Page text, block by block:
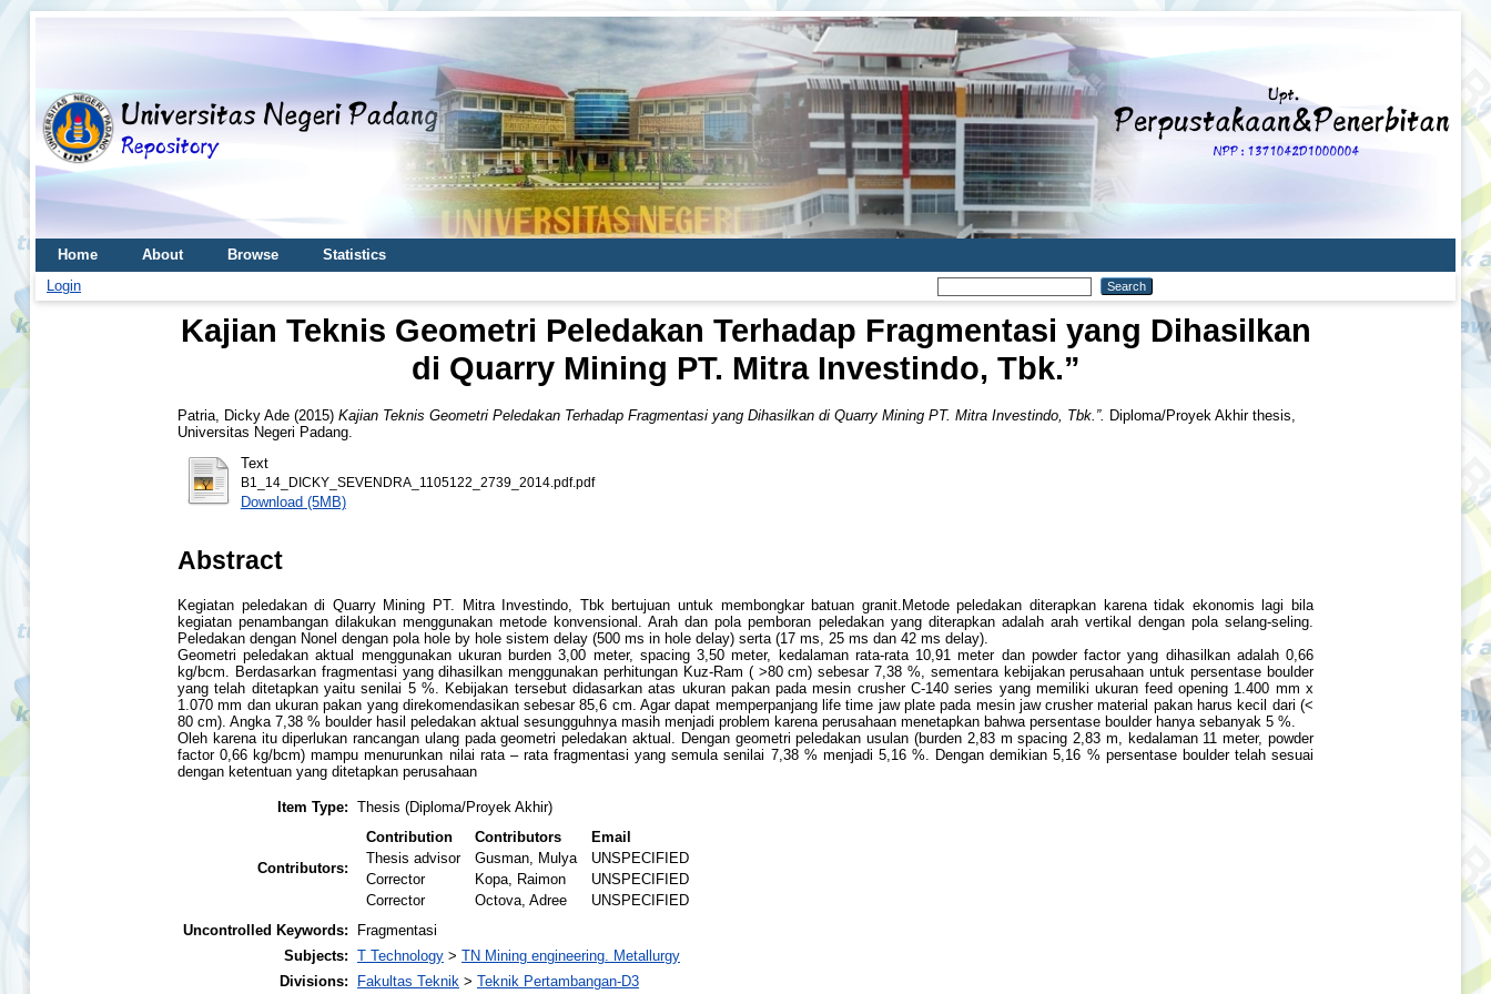
Home About Browse
Statistics
Login
Kajian Teknis Geometri Peledakan Terhadap Fragmentasi yang Dihasilkan
di Quarry Mining PT. Mitra Investindo, Tbk.”
Patria, Dicky Ade (2015) Kajian Teknis Geometri Peledakan Terhadap Fragmentasi yang Dihasilkan di Quarry Mining PT. Mitra Investindo, Tbk.”. Diploma/Proyek Akhir thesis,
Universitas Negeri Padang.
Text
B1_14_DICKY_SEVENDRA_1105122_2739_2014.pdf.pdf
Download (5MB)
Abstract
Kegiatan peledakan di Quarry Mining PT. Mitra Investindo, Tbk bertujuan untuk membongkar batuan granit.Metode peledakan diterapkan karena tidak ekonomis lagi bila
kegiatan penambangan dilakukan menggunakan metode konvensional. Arah dan pola pemboran peledakan yang diterapkan adalah arah vertikal dengan pola selang-seling.
Peledakan dengan Nonel dengan pola hole by hole sistem delay (500 ms in hole delay) serta (17 ms, 25 ms dan 42 ms delay).
Geometri peledakan aktual menggunakan ukuran burden 3,00 meter, spacing 3,50 meter, kedalaman rata-rata 10,91 meter dan powder factor yang dihasilkan adalah 0,66
kg/bcm. Berdasarkan fragmentasi yang dihasilkan menggunakan perhitungan Kuz-Ram ( >80 cm) sebesar 7,38 %, sementara kebijakan perusahaan untuk persentase boulder
yang telah ditetapkan yaitu senilai 5 %. Kebijakan tersebut didasarkan atas ukuran pakan pada mesin crusher C-140 series yang memiliki ukuran feed opening 1.400 mm x
1.070 mm dan ukuran pakan yang direkomendasikan sebesar 85,6 cm. Agar dapat memperpanjang life time jaw plate pada mesin jaw crusher material pakan harus kecil dari (<
80 cm). Angka 7,38 % boulder hasil peledakan aktual sesungguhnya masih menjadi problem karena perusahaan menetapkan bahwa persentase boulder hanya sebanyak 5 %.
Oleh karena itu diperlukan rancangan ulang pada geometri peledakan aktual. Dengan geometri peledakan usulan (burden 2,83 m spacing 2,83 m, kedalaman 11 meter, powder
factor 0,66 kg/bcm) mampu menurunkan nilai rata – rata fragmentasi yang semula senilai 7,38 % menjadi 5,16 %. Dengan demikian 5,16 % persentase boulder telah sesuai
dengan ketentuan yang ditetapkan perusahaan
Item Type: Thesis (Diploma/Proyek Akhir)
Contributors:
Contribution Contributors
Email
Thesis advisor
Gusman, Mulya
UNSPECIFIED
Corrector
Kopa, Raimon
UNSPECIFIED
Corrector
Octova, Adree
UNSPECIFIED
Uncontrolled Keywords:
Fragmentasi
Subjects: T Technology > TN Mining engineering. Metallurgy
Divisions:
Fakultas Teknik > Teknik Pertambangan-D3